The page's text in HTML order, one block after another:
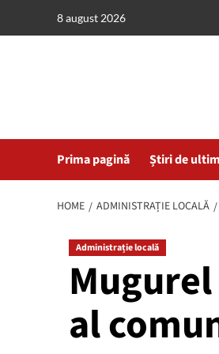
8 august 2026
Prima pagină Știri de
HOME ADMINISTRAȚIE LOCALĂ
Administrație locală
al